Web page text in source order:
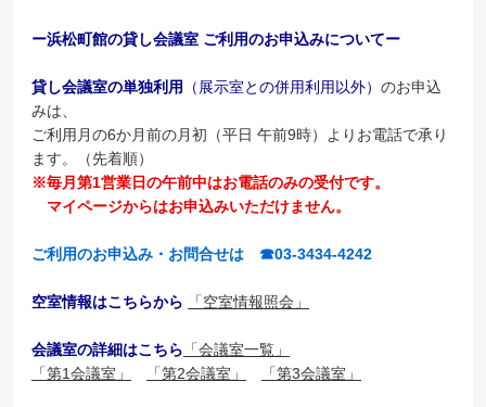
ー浜松町館の貸し会議室 ご利用のお申込みについてー
貸し会議室の単独利用 （展示室との併用利用以外） のお申込
みは、
ご利用月の6か月前の月初（平日 午前9時）よりお電話で承り
ます。（先着順）
※毎月第1営業日の午前中はお電話のみの受付です。
マイページからはお申込みいただけません。
ご利用のお申込み・お問合せは ☎03-3434-4242
空室情報はこちらから 「空室情報照会」
会議室の詳細はこちら 「会議室一覧」
「第1会議室」
「第2会議室」 「第3会議室」